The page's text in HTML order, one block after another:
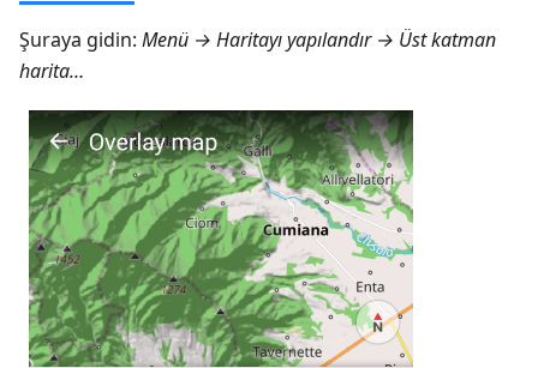
Şuraya gidin: Menü → Haritayı yapılandır → Üst katman
harita…